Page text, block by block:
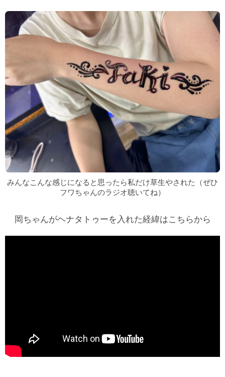
みんなこんな感じになると思ったら私だけ草生やされた（ぜひ
フワちゃんのラジオ聴いてね）
岡ちゃんがヘナタトゥーを入れた経緯はこちらから